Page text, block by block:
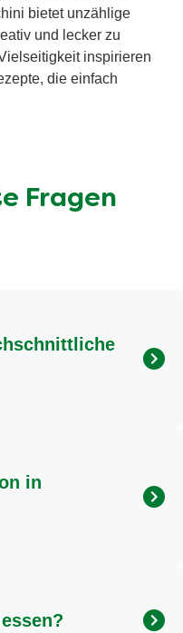
bietet unzählige
und lecker zu
inspirieren
die einfach
Fragen
schwer werden.
in